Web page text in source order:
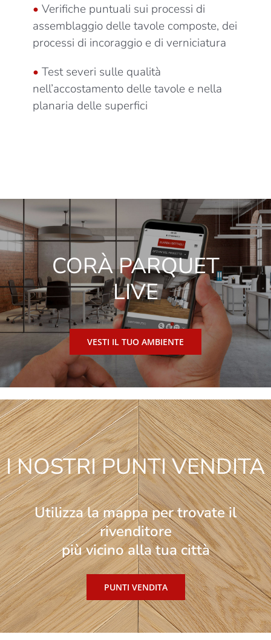
• Verifiche puntuali sui processi di
assemblaggio delle tavole composte, dei
processi di incoraggio e di verniciatura
• Test severi sulle qualità
nell’accostamento delle tavole e nella
planaria delle superfici
CORÀ PARQUET
LIVE
VESTI IL TUO AMBIENTE
I NOSTRI PUNTI VENDITA
Utilizza la mappa per trovate il
rivenditore
più vicino alla tua città
PUNTI VENDITA